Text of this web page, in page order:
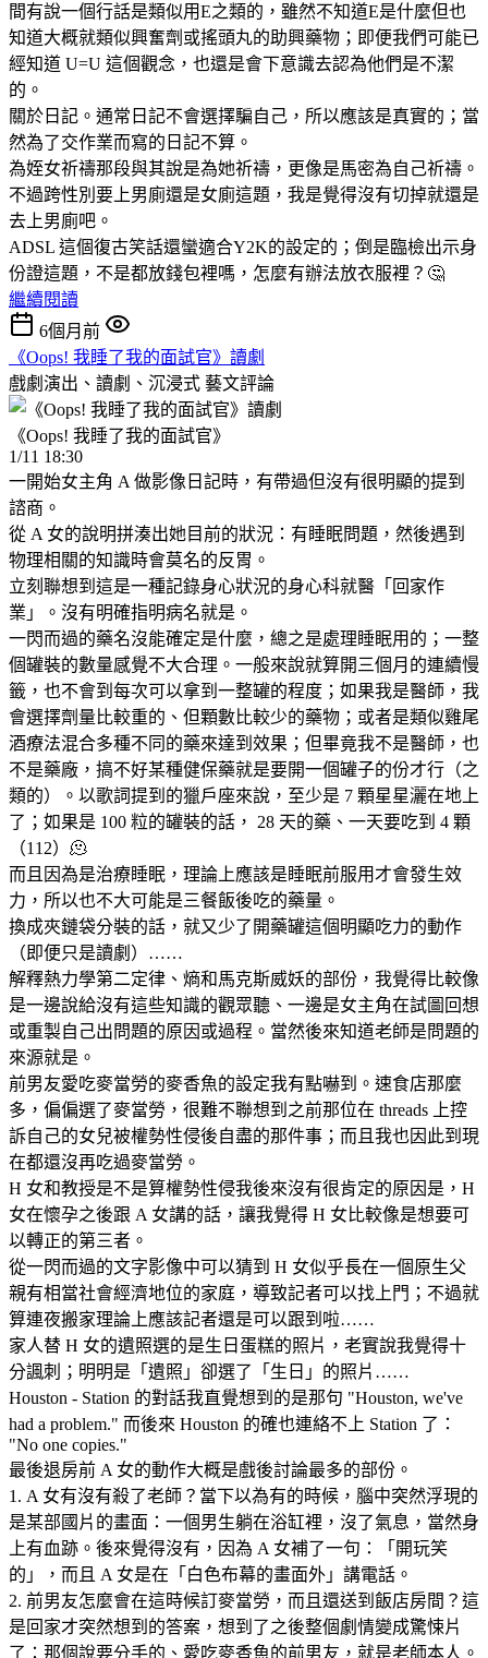
間有說一個行話是類似用E之類的，雖然不知道E是什麼但也
知道大概就類似興奮劑或搖頭丸的助興藥物；即便我們可能已
經知道 U=U 這個觀念，也還是會下意識去認為他們是不潔
的。
關於日記。通常日記不會選擇騙自己，所以應該是真實的；當
然為了交作業而寫的日記不算。
為姪女祈禱那段與其說是為她祈禱，更像是馬密為自己祈禱。
不過跨性別要上男廁還是女廁這題，我是覺得沒有切掉就還是
去上男廁吧。
ADSL 這個復古笑話還蠻適合Y2K的設定的；倒是臨檢出示身
份證這題，不是都放錢包裡嗎，怎麼有辦法放衣服裡？🤔
繼續閱讀
6個月前
《Oops! 我睡了我的面試官》讀劇
戲劇演出、讀劇、沉浸式 藝文評論
《Oops! 我睡了我的面試官》
1/11 18:30
一開始女主角 A 做影像日記時，有帶過但沒有很明顯的提到
諮商。
從 A 女的說明拼湊出她目前的狀況：有睡眠問題，然後遇到
物理相關的知識時會莫名的反胃。
立刻聯想到這是一種記錄身心狀況的身心科就醫「回家作
業」。沒有明確指明病名就是。
一閃而過的藥名沒能確定是什麼，總之是處理睡眠用的；一整
個罐裝的數量感覺不大合理。一般來說就算開三個月的連續慢
籤，也不會到每次可以拿到一整罐的程度；如果我是醫師，我
會選擇劑量比較重的、但顆數比較少的藥物；或者是類似雞尾
酒療法混合多種不同的藥來達到效果；但畢竟我不是醫師，也
不是藥廠，搞不好某種健保藥就是要開一個罐子的份才行（之
類的）。以歌詞提到的獵戶座來說，至少是 7 顆星星灑在地上
了；如果是 100 粒的罐裝的話， 28 天的藥、一天要吃到 4 顆
（112）🫠
而且因為是治療睡眠，理論上應該是睡眠前服用才會發生效
力，所以也不大可能是三餐飯後吃的藥量。
換成夾鏈袋分裝的話，就又少了開藥罐這個明顯吃力的動作
（即便只是讀劇）……
解釋熱力學第二定律、熵和馬克斯威妖的部份，我覺得比較像
是一邊說給沒有這些知識的觀眾聽、一邊是女主角在試圖回想
或重製自己出問題的原因或過程。當然後來知道老師是問題的
來源就是。
前男友愛吃麥當勞的麥香魚的設定我有點嚇到。速食店那麼
多，偏偏選了麥當勞，很難不聯想到之前那位在 threads 上控
訴自己的女兒被權勢性侵後自盡的那件事；而且我也因此到現
在都還沒再吃過麥當勞。
H 女和教授是不是算權勢性侵我後來沒有很肯定的原因是，H
女在懷孕之後跟 A 女講的話，讓我覺得 H 女比較像是想要可
以轉正的第三者。
從一閃而過的文字影像中可以猜到 H 女似乎長在一個原生父
親有相當社會經濟地位的家庭，導致記者可以找上門；不過就
算連夜搬家理論上應該記者還是可以跟到啦……
家人替 H 女的遺照選的是生日蛋糕的照片，老實說我覺得十
分諷刺；明明是「遺照」卻選了「生日」的照片……
Houston - Station 的對話我直覺想到的是那句 "Houston, we've
had a problem." 而後來 Houston 的確也連絡不上 Station 了：
"No one copies."
最後退房前 A 女的動作大概是戲後討論最多的部份。
1. A 女有沒有殺了老師？當下以為有的時候，腦中突然浮現的
是某部國片的畫面：一個男生躺在浴缸裡，沒了氣息，當然身
上有血跡。後來覺得沒有，因為 A 女補了一句：「開玩笑
的」，而且 A 女是在「白色布幕的畫面外」講電話。
2. 前男友怎麼會在這時候訂麥當勞，而且還送到飯店房間？這
是回家才突然想到的答案，想到了之後整個劇情變成驚悚片
了：那個說要分手的、愛吃麥香魚的前男友，就是老師本人。